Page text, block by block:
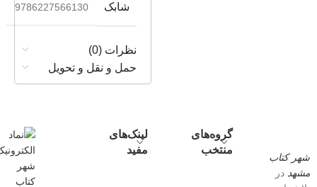
شابک 9786227566130
نظرات (0)
حمل و نقل و تحویل
شهر کتاب
مشهد در
گروه‌های
منتخب
لینک‌های
مفید